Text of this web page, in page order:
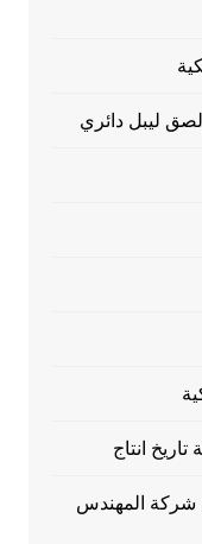
ليبل دائري
انتاج
شركة المهندس